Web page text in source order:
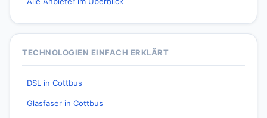
TECHNOLOGIEN EINFACH ERKLÄRT
DSL in Cottbus
Glasfaser in Cottbus